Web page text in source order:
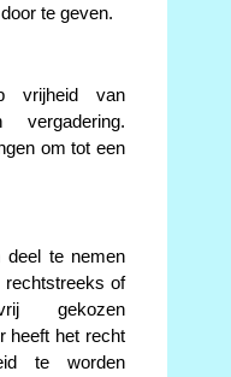
te geven.
vrijheid van
vergadering.
om tot een
deel te nemen
rechtstreeks of
gekozen
heeft het recht
te worden